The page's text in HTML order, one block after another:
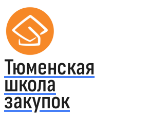
Тюменская
школа
закупок